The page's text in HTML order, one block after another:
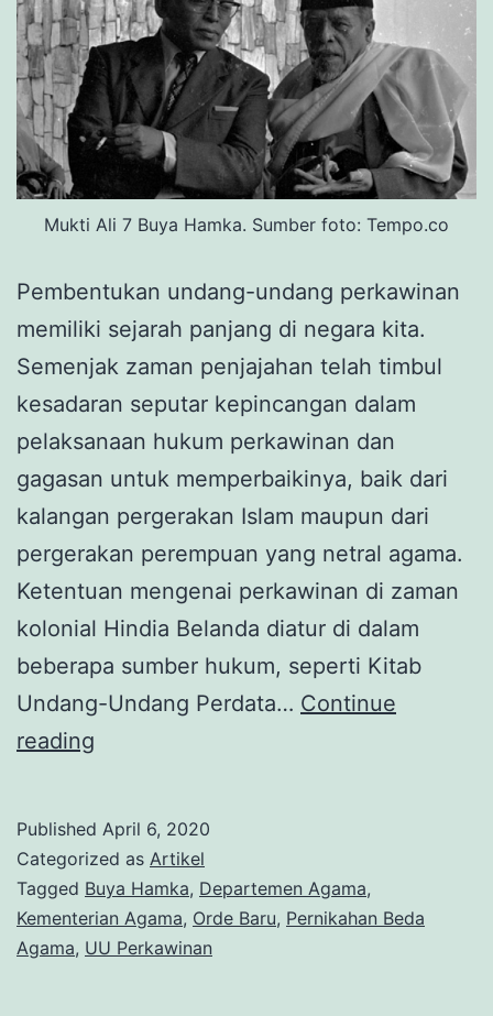
Mukti Ali 7 Buya Hamka. Sumber foto: Tempo.co
Pembentukan undang-undang perkawinan
memiliki sejarah panjang di negara kita.
Semenjak zaman penjajahan telah timbul
kesadaran seputar kepincangan dalam
pelaksanaan hukum perkawinan dan
gagasan untuk memperbaikinya, baik dari
kalangan pergerakan Islam maupun dari
pergerakan perempuan yang netral agama.
Ketentuan mengenai perkawinan di zaman
kolonial Hindia Belanda diatur di dalam
beberapa sumber hukum, seperti Kitab
Undang-Undang Perdata… Continue
reading
Sebuah
Potret
Hubungan
Islam
Published April 6, 2020
Categorized as Artikel
Tagged Buya Hamka, Departemen Agama,
Kementerian Agama, Orde Baru, Pernikahan Beda
Agama, UU Perkawinan